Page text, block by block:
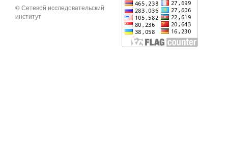
© Сетевой исследовательский
институт